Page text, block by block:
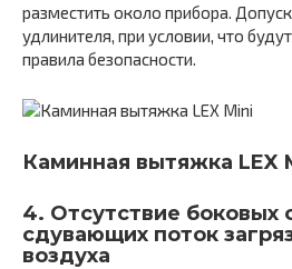
разместить около прибора.
удлинителя, при условии, что
правила безопасности.
Каминная вытяжка LEX
4. Отсутствие боковых
сдувающих поток
воздуха